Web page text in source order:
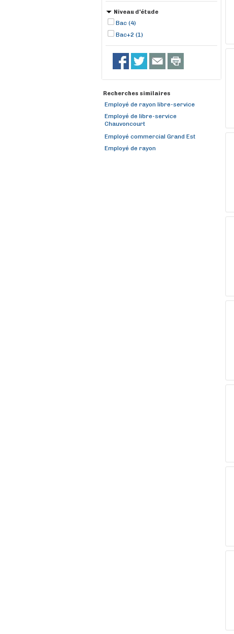
Niveau d'étude
Bac (4)
Bac+2 (1)
Recherches similaires
Employé de rayon libre-service
Employé de libre-service
Chauvoncourt
Employé commercial Grand Est
Employé de rayon